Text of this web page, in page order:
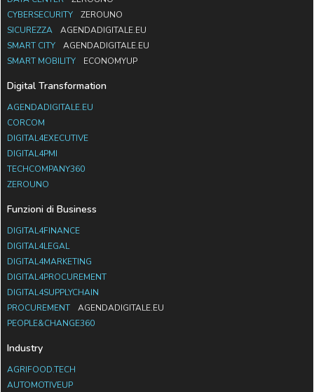
CYBERSECURITY
ZEROUNO
SICUREZZA
AGENDADIGITALE.EU
SMART CITY
AGENDADIGITALE.EU
SMART MOBILITY
ECONOMYUP
Digital Transformation
AGENDADIGITALE.EU
CORCOM
DIGITAL4EXECUTIVE
DIGITAL4PMI
TECHCOMPANY360
ZEROUNO
Funzioni di Business
DIGITAL4FINANCE
DIGITAL4LEGAL
DIGITAL4MARKETING
DIGITAL4PROCUREMENT
DIGITAL4SUPPLYCHAIN
PROCUREMENT
AGENDADIGITALE.EU
PEOPLE&CHANGE360
Industry
AGRIFOOD.TECH
AUTOMOTIVEUP